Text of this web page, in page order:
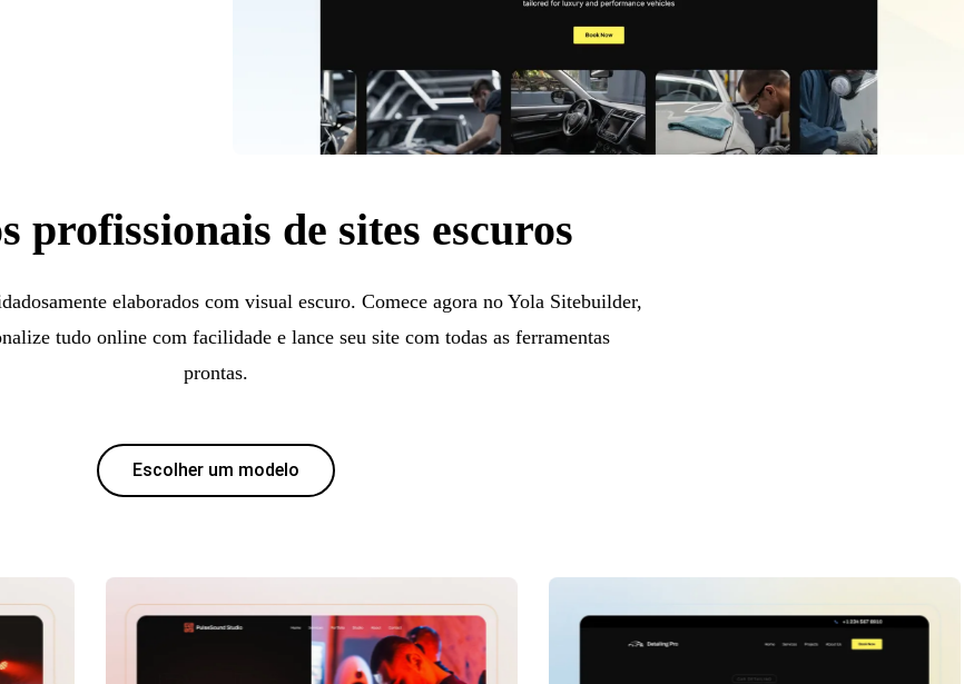
profissionais de sites escuros
elaborados com visual escuro. Comece agora no Yola Sitebuilder,
tudo online com facilidade e lance seu site com todas as ferramentas
prontas.
Escolher um modelo